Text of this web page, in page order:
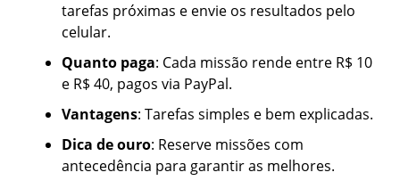
tarefas próximas e envie os resultados pelo
celular.
Quanto paga: Cada missão rende entre R$ 10
e R$ 40, pagos via PayPal.
Vantagens: Tarefas simples e bem explicadas.
Dica de ouro: Reserve missões com
antecedência para garantir as melhores.